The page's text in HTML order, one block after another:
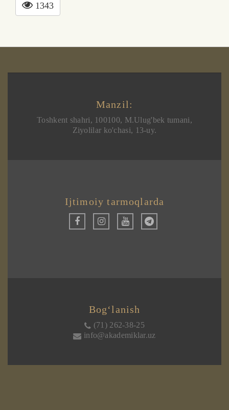
1343
Manzil:
Toshkent shahri, 100100, M.Ulug'bek tumani,
Ziyolilar ko'chasi, 13-uy.
Ijtimoiy tarmoqlarda
Bog‘lanish
(71) 262-38-25
info@akademiklar.uz